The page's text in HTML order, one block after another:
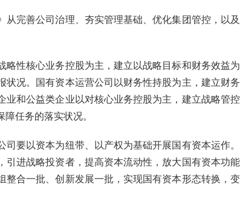
完善公司治理、夯实管理基础、优化集团管控，以
性核心业务控股为主，建立以战略目标和财务效益
况。国有资本运营公司以财务性持股为主，建立财
和公益类企业以对核心业务控股为主，建立战略管
任务的落实状况。
要以资本为纽带、以产权为基础开展国有资本运作
进战略投资者，提高资本流动性，放大国有资本功能
合一批、创新发展一批，实现国有资本形态转换，